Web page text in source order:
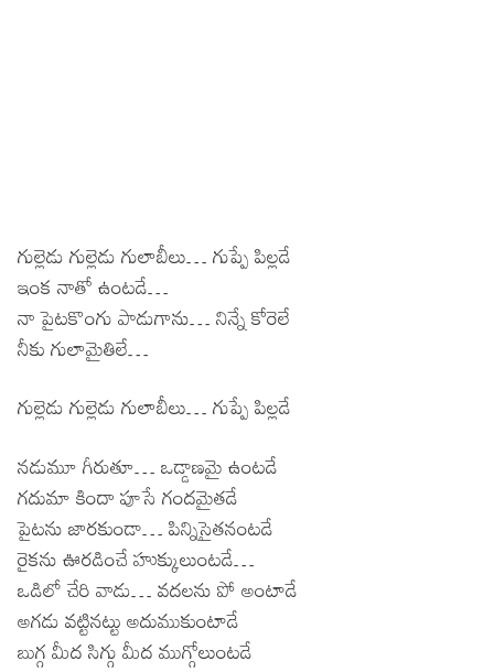
గుల్లెడు గుల్లెడు గులాబీలు… గుప్పే పిల్లడే
ఇంక నాతో ఉంటడే…
నా పైటకొంగు పాడుగాను… నిన్నే కోరెలే
నీకు గులామైతిలే…
గుల్లెడు గుల్లెడు గులాబీలు… గుప్పే పిల్లడే
నడుమూ గీరుతూ… ఒడ్డాణమై ఉంటడే
గదుమా కిందా పూసే గందమైతడే
పైటను జారకుండా… పిన్నిసైతనంటడే
రైకను ఊరడించే హుక్కులుంటడే…
ఒడిలో చేరి వాడు… వదలను పో అంటాడే
అగడు వట్టినట్టు అదుముకుంటాడే
బుగ్గ మీద సిగ్గు మీద ముగ్గోలుంటడే